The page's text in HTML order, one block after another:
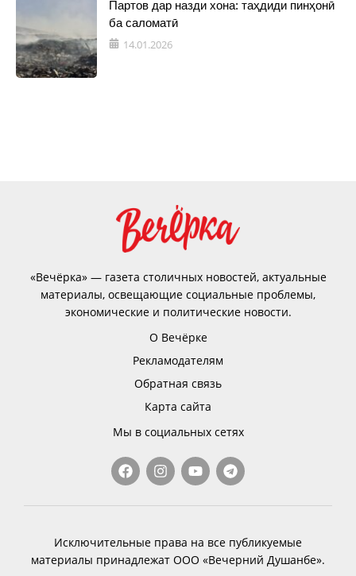
Партов дар назди хона: таҳдиди пинҳонӣ
ба саломатӣ
14.01.2026
«Вечёрка» — газета столичных новостей, актуальные
материалы, освещающие социальные проблемы,
экономические и политические новости.
О Вечёрке
Рекламодателям
Обратная связь
Карта сайта
Мы в социальных сетях
Исключительные права на все публикуемые
материалы принадлежат ООО «Вечерний Душанбе».